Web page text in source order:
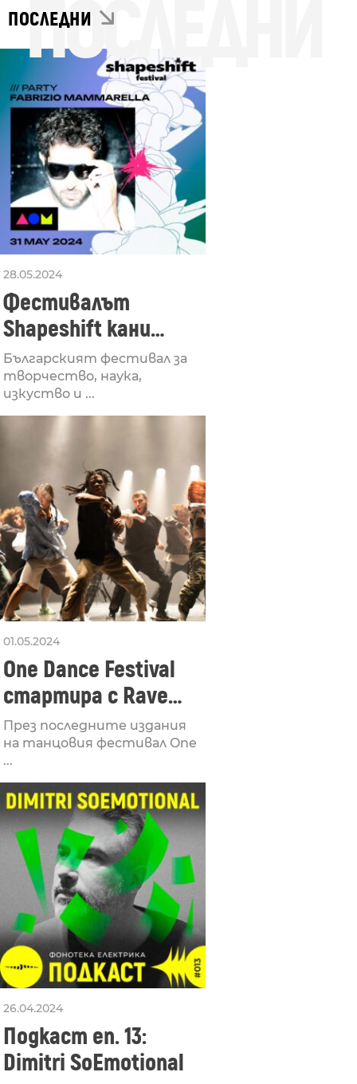
ПОСЛЕДНИ
ПОСЛЕДНИ
28.05.2024
Фестивалът
Shapeshift кани
Fabrizio Mammarella
за откриването си
Българският фестивал за
творчество, наука,
изкуство и ...
01.05.2024
One Dance Festival
стартира с Rave
Lucid, посветен на
рейв културата
През последните издания
на танцовия фестивал One
...
26.04.2024
Подкаст еп. 13:
Dimitri SoEmotional